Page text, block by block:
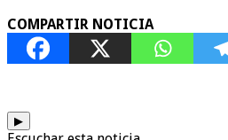
COMPARTIR NOTICIA
▶